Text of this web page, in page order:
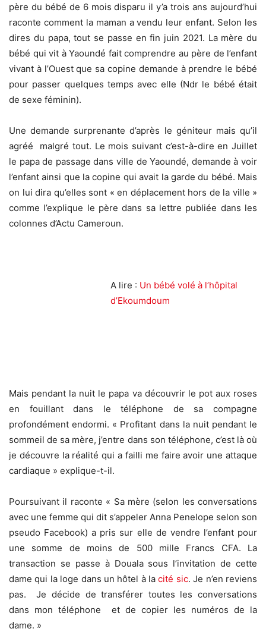
père du bébé de 6 mois disparu il y’a trois ans aujourd’hui
raconte comment la maman a vendu leur enfant. Selon les
dires du papa, tout se passe en fin juin 2021. La mère du
bébé qui vit à Yaoundé fait comprendre au père de l’enfant
vivant à l’Ouest que sa copine demande à prendre le bébé
pour passer quelques temps avec elle (Ndr le bébé était
de sexe féminin).
Une demande surprenante d’après le géniteur mais qu’il
agréé malgré tout. Le mois suivant c’est-à-dire en Juillet
le papa de passage dans ville de Yaoundé, demande à voir
l’enfant ainsi que la copine qui avait la garde du bébé. Mais
on lui dira qu’elles sont « en déplacement hors de la ville »
comme l’explique le père dans sa lettre publiée dans les
colonnes d’Actu Cameroun.
A lire : Un bébé volé à l’hôpital
d’Ekoumdoum
Mais pendant la nuit le papa va découvrir le pot aux roses
en fouillant dans le téléphone de sa compagne
profondément endormi. « Profitant dans la nuit pendant le
sommeil de sa mère, j’entre dans son téléphone, c’est là où
je découvre la réalité qui a failli me faire avoir une attaque
cardiaque » explique-t-il.
Poursuivant il raconte « Sa mère (selon les conversations
avec une femme qui dit s’appeler Anna Penelope selon son
pseudo Facebook) a pris sur elle de vendre l’enfant pour
une somme de moins de 500 mille Francs CFA. La
transaction se passe à Douala sous l’invitation de cette
dame qui la loge dans un hôtel à lacité sic. Je n’en reviens
pas. Je décide de transférer toutes les conversations
dans mon téléphone et de copier les numéros de la
dame. »